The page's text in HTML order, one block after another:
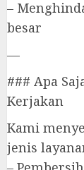
–
besar
—
### Apa
Kerjakan
Kami
jenis